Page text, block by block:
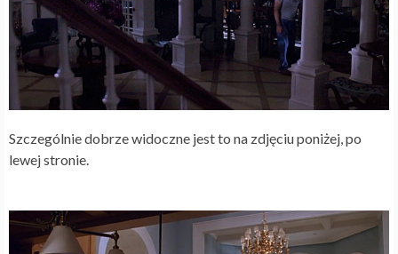
Szczególnie dobrze widoczne jest to na zdjęciu poniżej, po
lewej stronie.